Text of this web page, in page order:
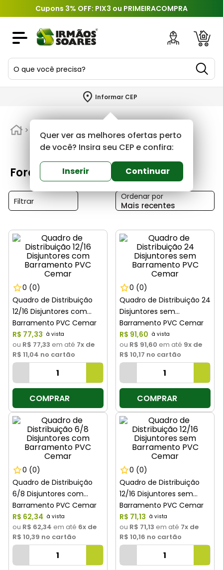
Cupons 3% OFF: PIX3 ou PRIMEIRACOMPRA
O que você precisa?
Informar CEP
Quer ver as melhores ofertas perto
de você? Insira seu CEP e confira:
Inserir Continuar
Force line
Force line
Ordenar por
Mais recentes
Filtrar
0 (0)
Quadro de Distribuição
12/16 Disjuntores com
Barramento PVC Cemar
R$ 77,33
ou R$ 77,33 em até 7x de
R$ 11,04 no cartão
COMPRAR
0 (0)
Quadro de Distribuição 24
Disjuntores sem
Barramento PVC Cemar
R$ 91,60
ou R$ 91,60 em até 9x de
R$ 10,17 no cartão
COMPRAR
0 (0)
Quadro de Distribuição
6/8 Disjuntores com
Barramento PVC Cemar
R$ 62,34
ou R$ 62,34 em até 6x de
R$ 10,39 no cartão
0 (0)
Quadro de Distribuição
12/16 Disjuntores sem
Barramento PVC Cemar
R$ 71,13
ou R$ 71,13 em até 7x de
R$ 10,16 no cartão
TERMOS MAIS BUSCADOS
2º
porta
revestimento
telha
6º
argamassa
8º
cimento
º
torneira
º vaso sanitário